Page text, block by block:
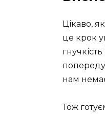
Цікаво,
це крок
нам
Тож